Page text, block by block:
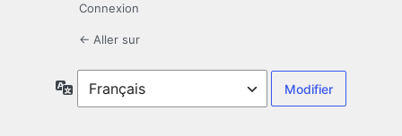
Connexion
← Aller sur
Langue